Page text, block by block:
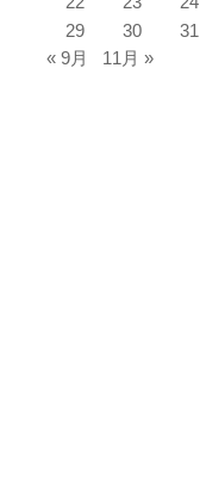
29
30
31
« 9月
11月 »